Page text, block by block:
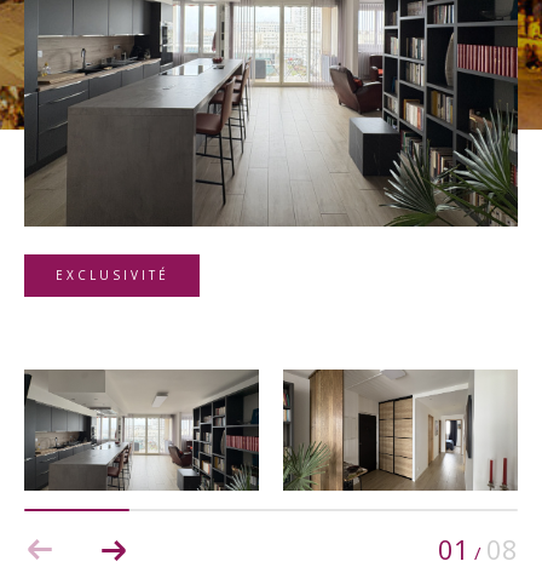
EXCLUSIVITÉ
01 / 08
Budget
Budget
Surface
Surface
Pièces
Référence
AFFINER LES CRITÈRES
TERRASSE PARKING PISCINE